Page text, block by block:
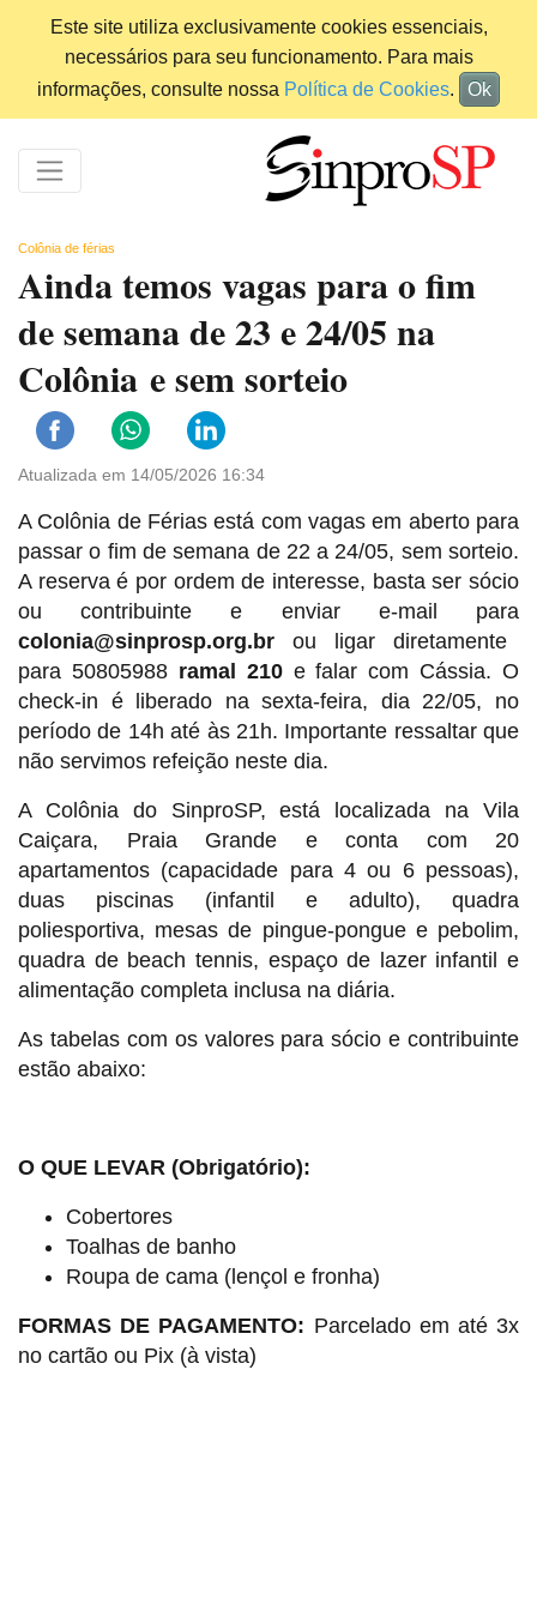
Este site utiliza exclusivamente cookies essenciais,
necessários para seu funcionamento. Para mais
informações, consulte nossa Política de Cookies. Ok
Colônia de férias
Ainda temos vagas para o fim
de semana de 23 e 24/05 na
Colônia e sem sorteio
Atualizada em 14/05/2026 16:34
A Colônia de Férias está com vagas em aberto para
passar o fim de semana de 22 a 24/05, sem sorteio.
A reserva é por ordem de interesse, basta ser sócio
ou contribuinte e enviar e-mail para
colonia@sinprosp.org.br ou ligar diretamente
para 50805988 ramal 210e falar com Cássia. O
check-in é liberado na sexta-feira, dia 22/05, no
período de 14h até às 21h. Importante ressaltar que
não servimos refeição neste dia.
A Colônia do SinproSP, está localizada na Vila
Caiçara, Praia Grande e conta com 20
apartamentos (capacidade para 4 ou 6 pessoas),
duas piscinas (infantil e adulto), quadra
poliesportiva, mesas de pingue-pongue e pebolim,
quadra de beach tennis, espaço de lazer infantil e
alimentação completa inclusa na diária.
As tabelas com os valores para sócio e contribuinte
estão abaixo:
O QUE LEVAR (Obrigatório):
Cobertores
Toalhas de banho
Roupa de cama (lençol e fronha)
FORMAS DE PAGAMENTO: Parcelado em até 3x
no cartão ou Pix (à vista)